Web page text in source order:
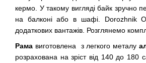
кермо. У такому вигляді байк зручно
на балконі або в шафі. Dorozhnik
додаткових вантажів. Розглянемо
Рама виготовлена з легкого металу
розрахована на зріст від 140 до 180